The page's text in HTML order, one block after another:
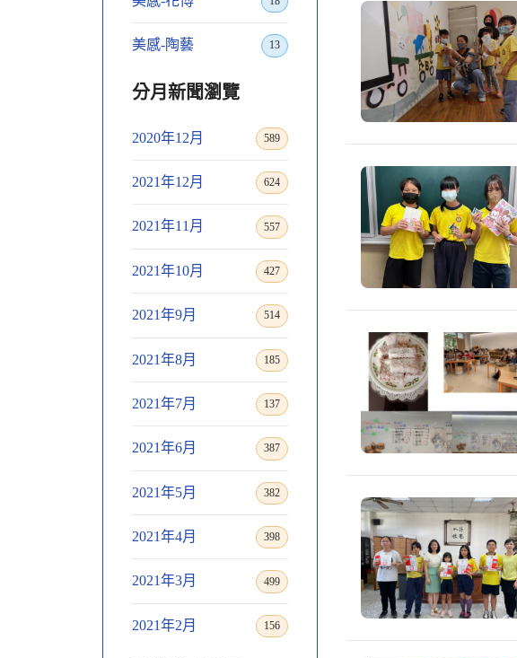
美感-陶藝 13
分月新聞瀏覽
2020年12月 589
2021年12月 624
2021年11月 557
2021年10月 427
2021年9月 514
2021年8月 185
2021年7月 137
2021年6月 387
2021年5月 382
2021年4月 398
2021年3月 499
2021年2月 156